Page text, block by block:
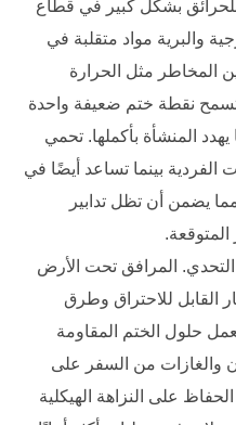
بشكل كبير في قطاع
والبرية مواد متقلبة في
مثل الحرارة
تسمح نقطة ختم ضعيفة واحدة
يهدد المنشأة بأكملها. تحمي
الفردية بينما تساعد أيضًا في
يضمن أن تظل تدابير
التحدي. المرافق تحت الأرض
للاحتراق وطرق
حلول الختم المقاومة
والغازات من السفر على
على النزاهة الهيكلية